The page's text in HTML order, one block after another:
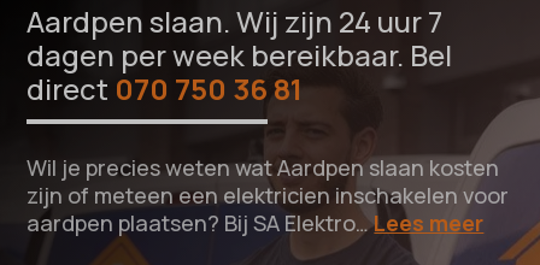
Aardpen slaan. Wij zijn 24 uur 7
dagen per week bereikbaar. Bel
direct 070 750 36 81
Wil je precies weten wat Aardpen slaan kosten
zijn of meteen een elektricien inschakelen voor
aardpen plaatsen? Bij SA Elektro…Lees meer